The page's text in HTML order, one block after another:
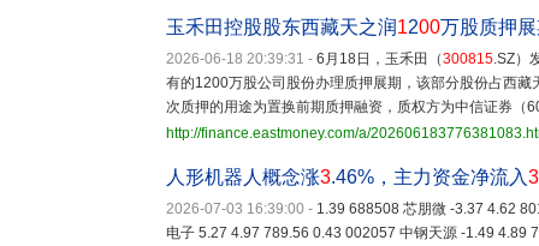
玉禾田控股股东西藏天之润1200万股质押
2026-06-18 20:39:31 - 6月18日，玉禾田（300815.SZ）
有的1200万股公司股份办理质押展期，该部分股份占西
次质押的用途为置换前期质押融资，质权方为中信证券（
http://finance.eastmoney.com/a/
人形机器人概念涨3.46%，主力资金净流入
2026-07-03 16:39:00 - 1.39 688508 芯朋微 -3.37 4.62
电子 5.27 4.97 789.56 0.43 002057 中钢天源 -1.49 4.89